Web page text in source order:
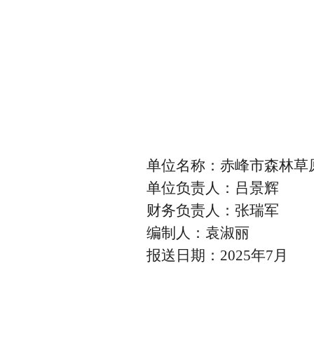
单位名称：赤峰市森林草
单位负责人：吕景辉
财务负责人：张瑞军
编制人：袁淑丽
报送日期：2025年7月